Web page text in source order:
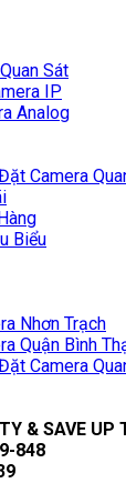
Sát
IP
Analog
Camera
Biểu
Nhơn Trạch
Quận Bình
Camera
& SAVE UP
848